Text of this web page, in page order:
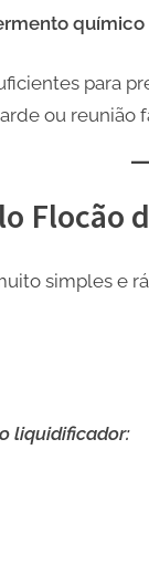
para
ou reunião
Flocão
simples e
liquidificador: